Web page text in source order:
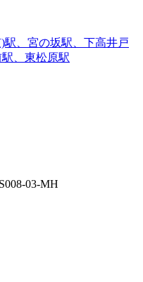
駅、宮の坂駅、下高井戸
、東松原駅
03-MH